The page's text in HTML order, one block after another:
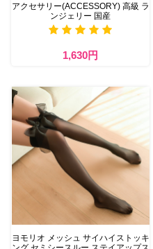
アクセサリー(ACCESSORY) 高級 ラ
ンジェリー 国産
1,630円
ヨモリオ メッシュ サイハイストッキ